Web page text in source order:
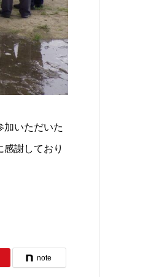
加いただいた
謝しており
note